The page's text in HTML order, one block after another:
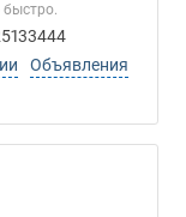
Объявления